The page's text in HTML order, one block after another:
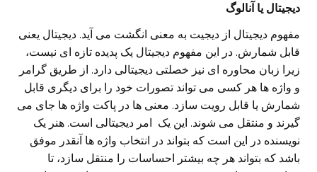
دیجیتال یا آنالوگ
مفهوم دیجیتال از دیجیت به معنی انگشت می‌ آید. دیجیتال یعنی‌
قابل شمارش. در این مفهوم دیجیتال یک پدیده تازه ای نیست،
زیرا زبان محاوره ای نیز خصلتی دیجیتالی دارد. از طریق گرامر
و واژه ها هر کسی‌ می‌ تواند تصورات خود را برای دیگری قابل
شمارش یا قابل رویت سازد. معنی ها در پاکت واژه ها جای می‌
گیرند و منتقل می‌ شوند. این یک امر دیجیتالی است. هنر یک
نویسنده در این است که بتواند در انتخاب واژه ها آنقدر موفق
باشد که بتواند هر چه بیشتر احساسات را منتقل سازد، تا